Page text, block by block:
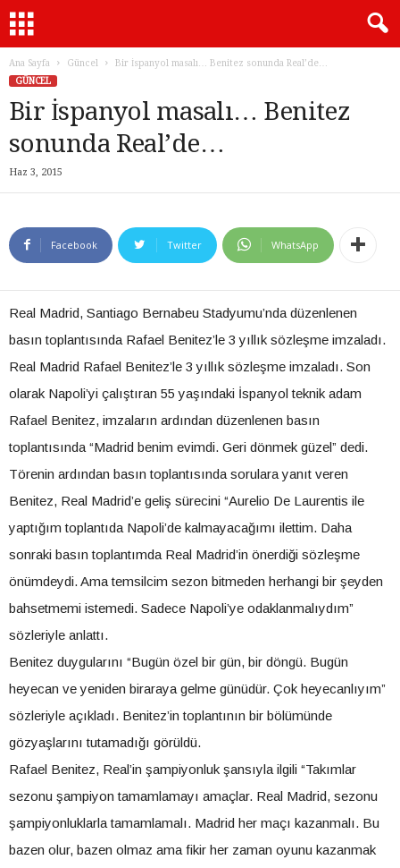
Ana Sayfa Güncel
Bir İspanyol masalı… Benitez sonunda Real’de…
GÜNCEL
Bir İspanyol masalı… Benitez
sonunda Real’de…
Haz 3, 2015
Facebook Twitter WhatsApp
Real Madrid, Santiago Bernabeu Stadyumu’nda düzenlenen
basın toplantısında Rafael Benitez’le 3 yıllık sözleşme imzaladı.
Real Madrid Rafael Benitez’le 3 yıllık sözleşme imzaladı. Son
olarak Napoli’yi çalıştıran 55 yaşındaki İspanyol teknik adam
Rafael Benitez, imzaların ardından düzenlenen basın
toplantısında “Madrid benim evimdi. Geri dönmek güzel” dedi.
Törenin ardından basın toplantısında sorulara yanıt veren
Benitez, Real Madrid’e geliş sürecini “Aurelio De Laurentis ile
yaptığım toplantıda Napoli’de kalmayacağımı ilettim. Daha
sonraki basın toplantımda Real Madrid’in önerdiği sözleşme
önümdeydi. Ama temsilcim sezon bitmeden herhangi bir şeyden
bahsetmemi istemedi. Sadece Napoli’ye odaklanmalıydım”
sözleriyle anlattı.
Benitez duygularını “Bugün özel bir gün, bir döngü. Bugün
heyecan ve yeniden biraraya gelme günüdür. Çok heyecanlıyım”
sözleriyle açıkladı. Benitez’in toplantının bir bölümünde
gözyaşlarını tutamadığı görüldü.
Rafael Benitez, Real’in şampiyonluk şansıyla ilgili “Takımlar
sezonu şampiyon tamamlamayı amaçlar. Real Madrid, sezonu
şampiyonluklarla tamamlamalı. Madrid her maçı kazanmalı. Bu
bazen olur, bazen olmaz ama fikir her zaman oyunu kazanmak